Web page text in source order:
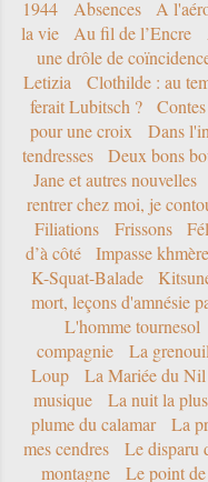
1944 Absences A
la vie
Au fil de l’Encre
une drôle de
Letizia
Clothilde : au
ferait Lubitsch ?
pour une croix
Dans
tendresses
Deux bons
Jane et autres nouvelles
rentrer chez moi, je
Filiations
Frissons
d’à côté
Impasse khmère
K-Squat-Balade
mort, leçons d'amnésie
L'homme tournesol
compagnie
La
Loup
La Mariée du Nil
musique
La nuit la
plume du calamar
La
mes cendres
Le disparu
montagne
Le point